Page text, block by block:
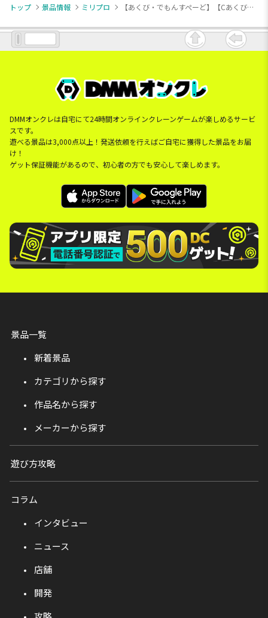
トップ
景品情報 ミリプロ 【あくび・でもんすぺーど】【Cあくび・でもんすぺーど】ミリプロ ビジュアルボード（EX）
DMMオンクレは自宅にて24時間オンラインクレーンゲームが楽しめるサービ
スです。
遊べる景品は3,000点以上！発送依頼を行えばご自宅に獲得した景品をお届
け！
ゲット保証機能があるので、初心者の方でも安心して楽しめます。
景品一覧
新着景品
カテゴリから探す
作品名から探す
メーカーから探す
遊び方攻略
コラム
インタビュー
ニュース
店舗
開発